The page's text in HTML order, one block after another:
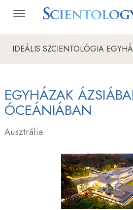
IDEÁLIS SZCIENTOLÓGIA
EGYHÁZAK
ÓCEÁNIÁBAN
Ausztrália